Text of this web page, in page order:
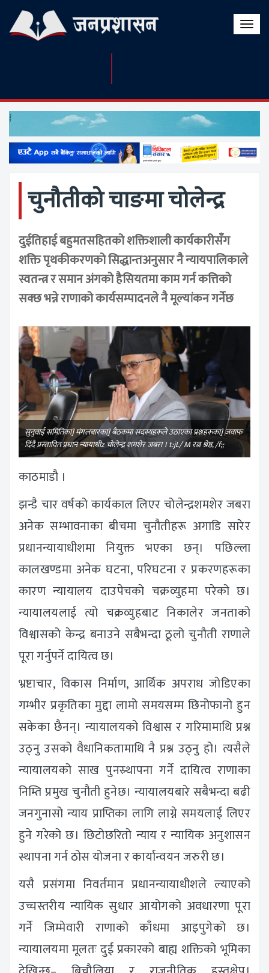
Toggle
चुनौतीको चाङमा चोलेन्द्र
दुईतिहाई बहुमतसहितको शक्तिशाली कार्यकारीसँग
शक्ति पृथकीकरणको सिद्धान्तअनुसार नै न्यायपालिकाले
स्वतन्त्र र समान अंगको हैसियतमा काम गर्न कत्तिको
सक्छ भन्ने राणाको कार्यसम्पादनले नै मूल्यांकन गर्नेछ
सुनुवाई समितिका] मंगलबारका] बैठकमा सदस्यहरूले उठाएका प्रश्नहरूका] जवाफ
दिंदै प्रस्तावित प्रधान न्यायाधीz चाेलेन्द्र शमशेर जबरा । t:jL/ M रत्न श्रेष्ठ, /f;;
काठमाडौ ।
झन्डै चार वर्षको कार्यकाल लिएर चोलेन्द्रशमशेर जबरा
अनेक सम्भावनाका बीचमा चुनौतीहरू अगाडि सारेर
प्रधानन्यायाधीशमा नियुक्त भएका छन्। पछिल्ला
कालखण्डमा अनेक घटना, परिघटना र प्रकरणहरूका
कारण न्यायालय दाउपेचको चक्रव्युहमा परेको छ।
न्यायालयलाई त्यो चक्रव्युहबाट निकालेर जनताको
विश्वासको केन्द्र बनाउने सबैभन्दा ठूलो चुनौती राणाले
पूरा गर्नुपर्ने दायित्व छ।
भ्रष्टाचार, विकास निर्माण, आर्थिक अपराध जोडिएका
गम्भीर प्रकृतिका मुद्दा लामो समयसम्म छिनोफानो हुन
सकेका छैनन्। न्यायालयको विश्वास र गरिमामाथि प्रश्न
उठ्नु उसको वैधानिकतामाथि नै प्रश्न उठ्नु हो। त्यसैले
न्यायालयको साख पुनस्र्थापना गर्ने दायित्व राणाका
निम्ति प्रमुख चुनौती हुनेछ। न्यायालयबारे सबैभन्दा बढी
जनगुनासो न्याय प्राप्तिका लागि लाग्ने समयलाई लिएर
हुने गरेको छ। छिटोछरितो न्याय र न्यायिक अनुशासन
स्थापना गर्न ठोस योजना र कार्यान्वयन जरुरी छ।
यसै प्रसंगमा निवर्तमान प्रधानन्यायाधीशले ल्याएको
उच्चस्तरीय न्यायिक सुधार आयोगको अवधारणा पूरा
गर्ने जिम्मेवारी राणाको काँधमा आइपुगेको छ।
न्यायालयमा मूलतः दुई प्रकारको बाह्य शक्तिको भूमिका